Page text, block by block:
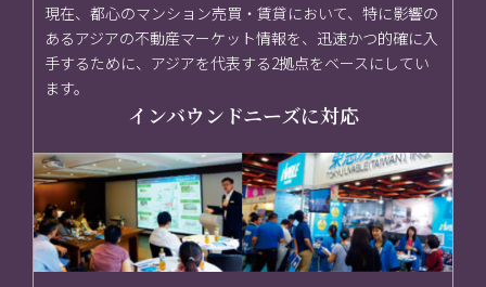
現在、都心のマンション売買・賃貸において、特に影響の
あるアジアの不動産マーケット情報を、迅速かつ的確に入
手するために、アジアを代表する2拠点をベースにしてい
ます。
インバウンドニーズに対応